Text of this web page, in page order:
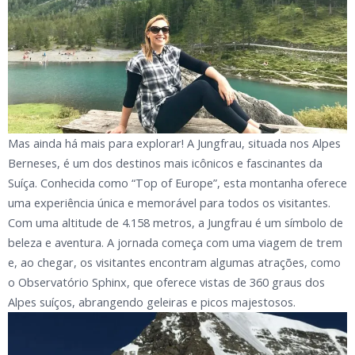
Mas ainda há mais para explorar! A Jungfrau, situada nos Alpes
Berneses, é um dos destinos mais icônicos e fascinantes da
Suíça. Conhecida como “Top of Europe”, esta montanha oferece
uma experiência única e memorável para todos os visitantes.
Com uma altitude de 4.158 metros, a Jungfrau é um símbolo de
beleza e aventura. A jornada começa com uma viagem de trem
e, ao chegar, os visitantes encontram algumas atrações, como
o Observatório Sphinx, que oferece vistas de 360 graus dos
Alpes suíços, abrangendo geleiras e picos majestosos.